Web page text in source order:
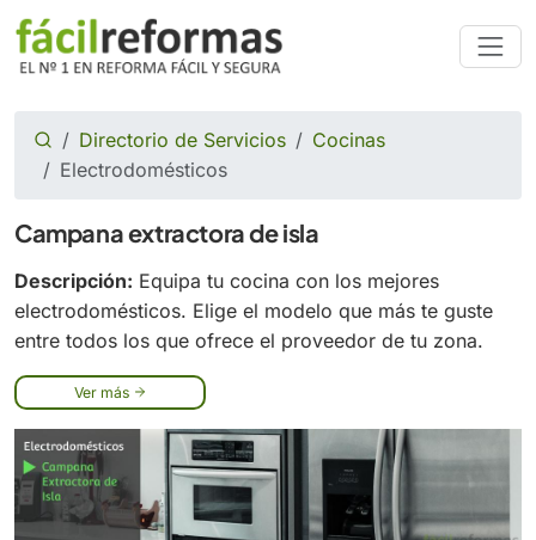
Directorio de Servicios
Cocinas
Electrodomésticos
Campana extractora de isla
Descripción: Equipa tu cocina con los mejores
electrodomésticos. Elige el modelo que más te guste
entre todos los que ofrece el proveedor de tu zona.
Ver más